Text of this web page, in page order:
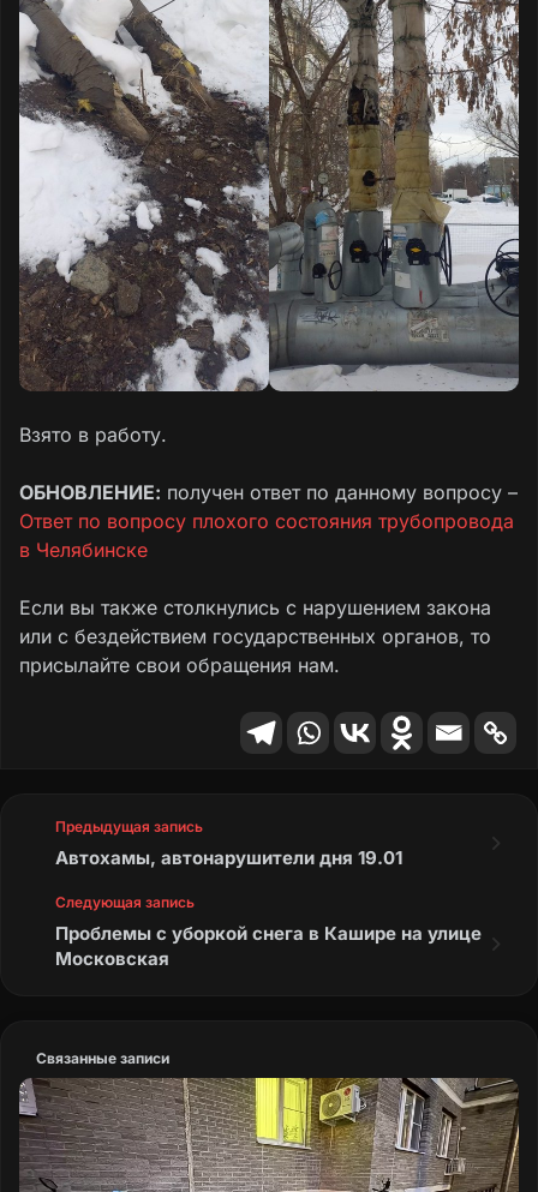
Взято в работу.
ОБНОВЛЕНИЕ: получен ответ по данному вопросу –
Ответ по вопросу плохого состояния трубопровода
в Челябинске
Если вы также столкнулись с нарушением закона
или с бездействием государственных органов, то
присылайте свои обращения нам.
Предыдущая запись
Автохамы, автонарушители дня 19.01
Следующая запись
Проблемы с уборкой снега в Кашире на улице
Московская
Связанные записи